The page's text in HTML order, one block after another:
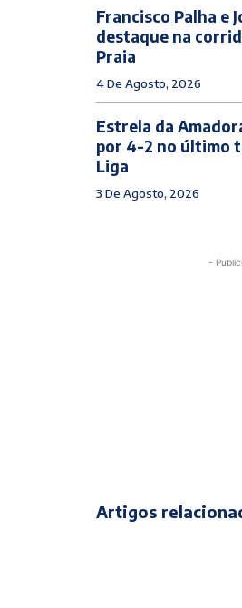
Francisco Palha e
destaque na
Praia
4 De Agosto, 2026
Estrela da
por 4-2 no último
Liga
3 De Agosto, 2026
-
Artigos